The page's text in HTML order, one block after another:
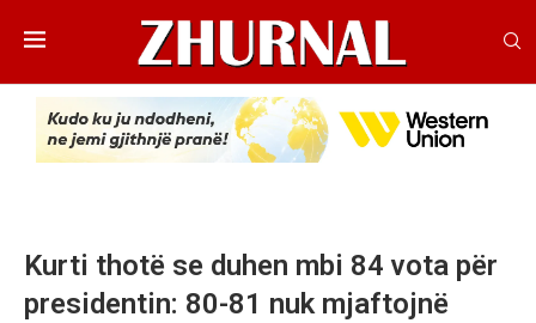
Kurti thotë se duhen mbi 84 vota për
presidentin: 80-81 nuk mjaftojnë